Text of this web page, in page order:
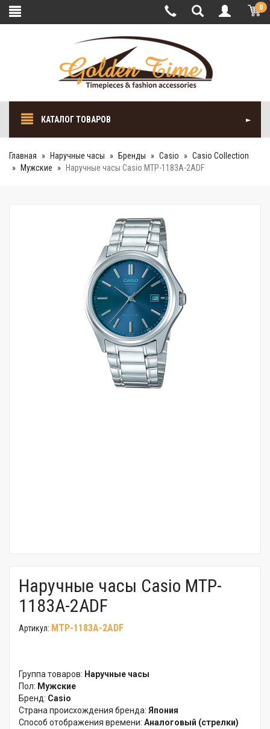
0
КАТАЛОГ ТОВАРОВ
Главная Наручные часы Бренды Casio
Casio Collection
Мужские
Наручные часы Casio MTP-1183A-2ADF
Наручные часы Casio MTP-
1183A-2ADF
Артикул: MTP-1183A-2ADF
Группа товаров: Наручные часы
Пол: Мужские
Бренд: Casio
Страна происхождения бренда: Япония
Способ отображения времени: Аналоговый (стрелки)